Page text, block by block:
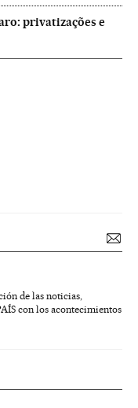
privatizações e
de las noticias,
con los acontecimientos